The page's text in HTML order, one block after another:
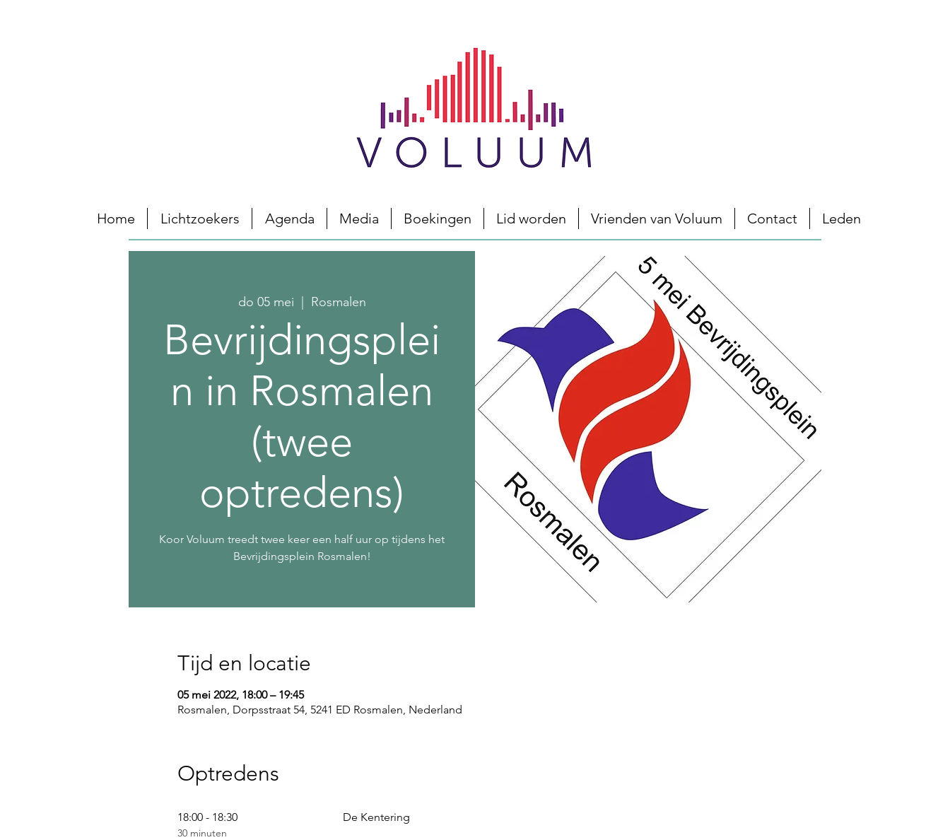
do 05 mei Rosmalen
Bevrijdingsplei
n in Rosmalen
(twee
optredens)
Koor Voluum treedt twee keer een half uur op tijdens het
Bevrijdingsplein Rosmalen!
Tijd en locatie
05 mei 2022, 18:00 – 19:45
Rosmalen, Dorpsstraat 54, 5241 ED Rosmalen, Nederland
Optredens
18:00 - 18:30
30 minuten
De Kentering
Home Lichtzoekers Agenda Media Boekingen Lid worden Vrienden van Voluum Contact Leden